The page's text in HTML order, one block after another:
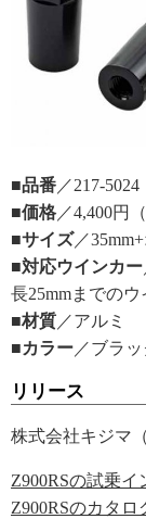
■品番 ／217-5024
■価格 ／4,400円
■サイズ／
■対応ウインカー
長25mmまでのウ
■材質 ／アルミ
■カラー ／ブラ
リリース
株式会社キジマ
Z900RSの試乗
Z900RSのカタロ